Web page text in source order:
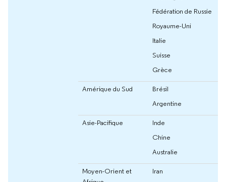
Fédération de Russie
Royaume-Uni
Italie
Suisse
Grèce
Amérique du Sud
Brésil
Argentine
Asie-Pacifique
Inde
Chine
Australie
Moyen-Orient et
Iran